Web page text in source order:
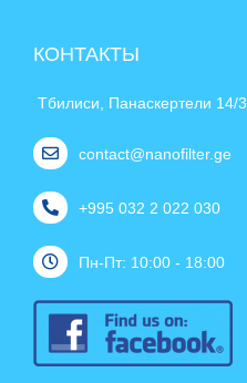
КОНТАКТЫ
Тбилиси, Панаскертели 14/3
contact@nanofilter.ge
+995 032 2 022 030
Пн-Пт: 10:00 - 18:00